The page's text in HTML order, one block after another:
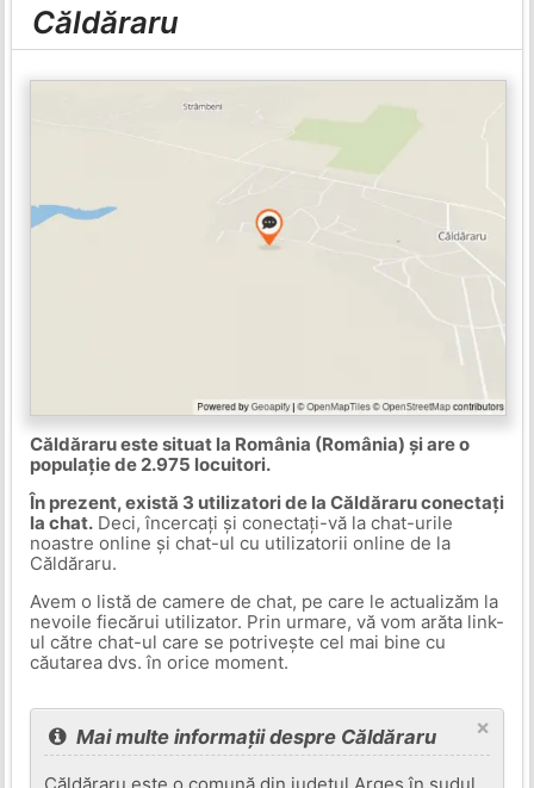
Căldăraru
Căldăraru este situat la România (România) și are o
populație de 2.975 locuitori.
În prezent, există 3 utilizatori de la Căldăraru conectați
la chat.Deci, încercați și conectați-vă la chat-urile
noastre online și chat-ul cu utilizatorii online de la
Căldăraru.
Avem o listă de camere de chat, pe care le actualizăm la
nevoile fiecărui utilizator. Prin urmare, vă vom arăta link-
ul către chat-ul care se potrivește cel mai bine cu
căutarea dvs. în orice moment.
×
Mai multe informații despre Căldăraru